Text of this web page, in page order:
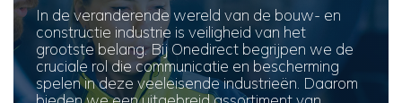
In de veranderende wereld van de bouw- en
constructie industrie is veiligheid van het
grootste belang. Bij Onedirect begrijpen we de
cruciale rol die communicatie en bescherming
spelen in deze veeleisende industrieën. Daarom